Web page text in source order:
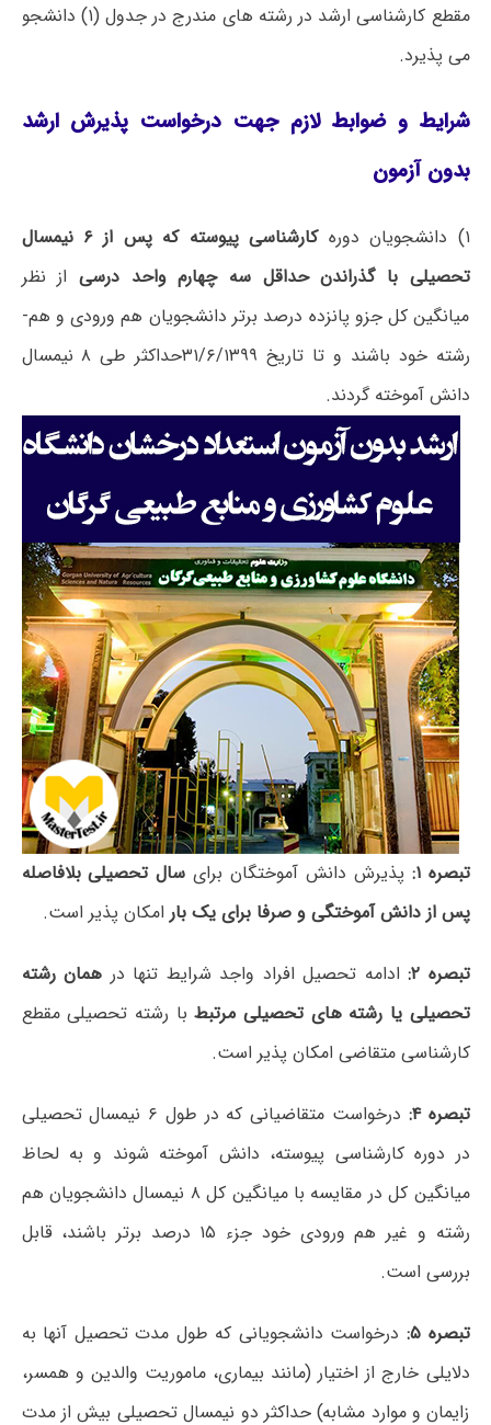
مقطع کارشناسی ارشد در رشته های مندرج در جدول (۱) دانشجو
می پذیرد.
شرایط و ضوابط لازم جهت درخواست پذیرش ارشد
بدون آزمون
۱) دانشجویان دوره
کارشناسی پیوسته که پس از ۶ نیمسال
تحصیلی با گذراندن حداقل سه چهارم واحد درسی از نظر
میانگین کل جزو پانزده درصد برتر دانشجویان هم­ ورودی و هم­
رشته خود باشند و تا تاریخ ۳۱/۶/۱۳۹۹حداکثر طی ۸ نیمسال
دانش آموخته گردند.
تبصره ۱: پذیرش دانش آموختگان برای سال تحصیلی بلافاصله
پس از دانش آموختگی و صرفا برای یک بارامکان پذیر است.
تبصره ۲: ادامه تحصیل افراد واجد شرایط تنها در همان رشته
تحصیلی یا رشته های تحصیلی مرتبطبا رشته تحصیلی مقطع
کارشناسی متقاضی امکان پذیر است.
تبصره ۴:
درخواست متقاضیانی که در طول ۶ نیمسال تحصیلی
در دوره کارشناسی پیوسته، دانش آموخته شوند و به لحاظ
میانگین کل در مقایسه با میانگین کل ۸ نیمسال دانشجویان هم
رشته و غیر هم ورودی خود جزء ۱۵ درصد برتر باشند، قابل
بررسی است.
تبصره ۵:
درخواست دانشجویانی که طول مدت تحصیل آنها به
دلایلی خارج از اختیار (مانند بیماری، ماموریت والدین و همسر،
زایمان و موارد مشابه) حداکثر دو نیمسال تحصیلی بیش از مدت